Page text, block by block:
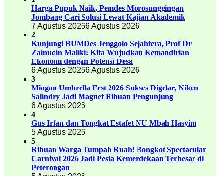
Harga Pupuk Naik, Pemdes Morosunggingan
Jombang Cari Solusi Lewat Kajian Akademik
7 Agustus 20266 Agustus 2026
2
Kunjungi BUMDes Jenggolo Sejahtera, Prof Dr
Zainudin Maliki: Kita Wujudkan Kemandirian
Ekonomi dengan Potensi Desa
6 Agustus 20266 Agustus 2026
3
Miagan Umbrella Fest 2026 Sukses Digelar, Niken
Salindry Jadi Magnet Ribuan Pengunjung
6 Agustus 2026
4
Gus Irfan dan Tongkat Estafet NU Mbah Hasyim
5 Agustus 2026
5
Ribuan Warga Tumpah Ruah! Bongkot Spectacular
Carnival 2026 Jadi Pesta Kemerdekaan Terbesar di
Peterongan